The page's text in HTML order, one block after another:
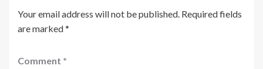
Your email address will not be published. Required fields
are marked*
Comment *